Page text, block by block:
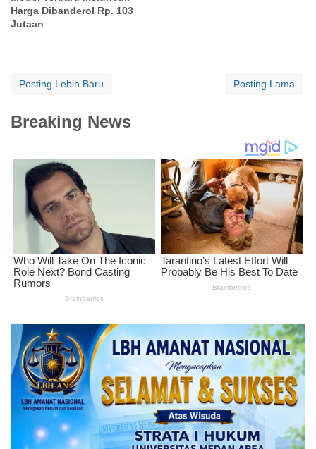
Harga Dibanderol Rp. 103
Jutaan
Posting Lebih Baru Posting Lama
Breaking News